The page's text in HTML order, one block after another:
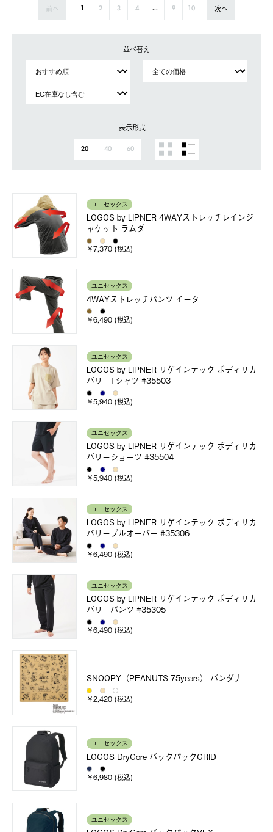
前へ 1 2 3 4 ... 9 10 次へ
並べ替え
表示形式
20 40 60
ユニセックス
LOGOS by LIPNER 4WAYストレッチレインジ
ャケット ラムダ
￥7,370 (税込)
ユニセックス
4WAYストレッチパンツ イータ
￥6,490 (税込)
ユニセックス
LOGOS by LIPNER リゲインテック ボディリカ
バリーTシャツ #35503
￥5,940 (税込)
ユニセックス
LOGOS by LIPNER リゲインテック ボディリカ
バリーショーツ #35504
￥5,940 (税込)
ユニセックス
LOGOS by LIPNER リゲインテック ボディリカ
バリープルオーバー #35306
￥6,490 (税込)
ユニセックス
LOGOS by LIPNER リゲインテック ボディリカ
バリーパンツ #35305
￥6,490 (税込)
SNOOPY（PEANUTS 75years） バンダナ
￥2,420 (税込)
ユニセックス
LOGOS DryCore バックパックGRID
￥6,980 (税込)
ユニセックス